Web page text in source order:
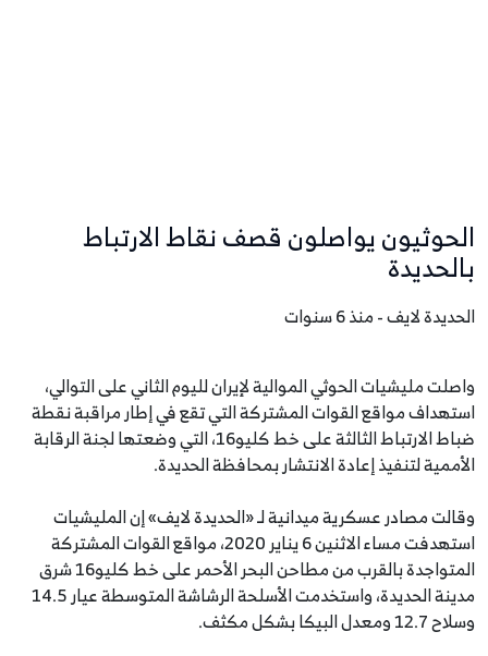
الحوثيون يواصلون قصف نقاط الارتباط
بالحديدة
الحديدة لايف - منذ 6 سنوات
واصلت مليشيات الحوثي الموالية لإيران لليوم الثاني على التوالي،
استهداف مواقع القوات المشتركة التي تقع في إطار مراقبة نقطة
ضباط الارتباط الثالثة على خط كليو16، التي وضعتها لجنة الرقابة
الأممية لتنفيذ إعادة الانتشار بمحافظة الحديدة.
وقالت مصادر عسكرية ميدانية لـ «الحديدة لايف» إن المليشيات
استهدفت مساء الاثنين 6 يناير 2020، مواقع القوات المشتركة
المتواجدة بالقرب من مطاحن البحر الأحمر على خط كليو16 شرق
مدينة الحديدة، واستخدمت الأسلحة الرشاشة المتوسطة عيار 14.5
وسلاح 12.7 ومعدل البيكا بشكل مكثف.